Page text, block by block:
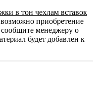
в тон чехлам вставок
приобретение
менеджеру о
будет добавлен к